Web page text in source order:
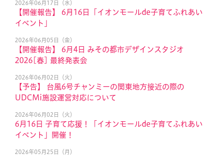
2026年06月17日（水）
【開催報告】 6月16日「イオンモールde子育てふれあい
イベント」
2026年06月05日（金）
【開催報告】 6月4日 みその都市デザインスタジオ
2026[春] 最終発表会
2026年06月02日（火）
【予告】 台風6号チャンミーの関東地方接近の際の
UDCMi施設運営対応について
2026年06月02日（火）
6月16日 子育て応援！「イオンモールde子育てふれあい
イベント」開催！
2026年05月25日（月）